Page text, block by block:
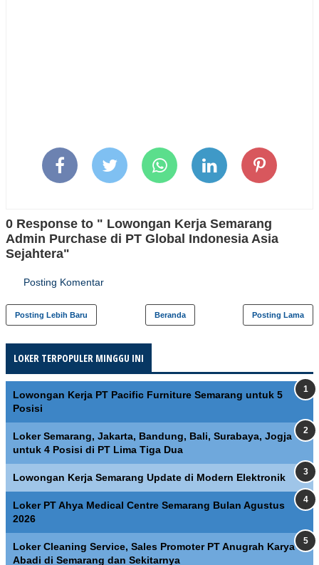
0 Response to " Lowongan Kerja Semarang
Admin Purchase di PT Global Indonesia Asia
Sejahtera"
Posting Komentar
Posting Lebih Baru Posting Lama
Beranda
LOKER TERPOPULER MINGGU INI
Lowongan Kerja PT Pacific Furniture Semarang untuk 5
Posisi
Loker Semarang, Jakarta, Bandung, Bali, Surabaya, Jogja
untuk 4 Posisi di PT Lima Tiga Dua
Lowongan Kerja Semarang Update di Modern Elektronik
Loker PT Ahya Medical Centre Semarang Bulan Agustus
2026
Loker Cleaning Service, Sales Promoter PT Anugrah Karya
Abadi di Semarang dan Sekitarnya